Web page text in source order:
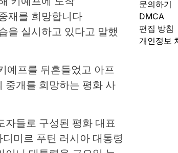
재를 희망합니다
을 실시하고 있다고 말했
예프를 뒤흔들었고 아프
중개를 희망하는 평화 사
자들로 구성된 평화 대표
미르 푸틴 러시아 대통령
문의하기
DMCA
편집 방침
개인정보